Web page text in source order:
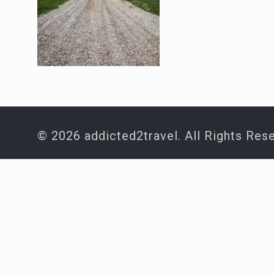
© 2026 addicted2travel. All Rights